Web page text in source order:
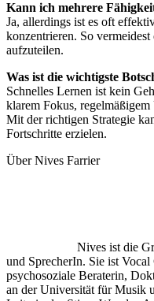
Kann ich mehrere
Ja, allerdings ist es oft
konzentrieren. So
aufzuteilen.
Was ist die wichtigste
Schnelles Lernen ist kein
klarem Fokus,
Mit der richtigen Strategie
Fortschritte erzielen.
Über Nives Farrier
Nives ist die
und SprecherIn. Sie ist
psychosoziale Beraterin,
an der Universität für Musik